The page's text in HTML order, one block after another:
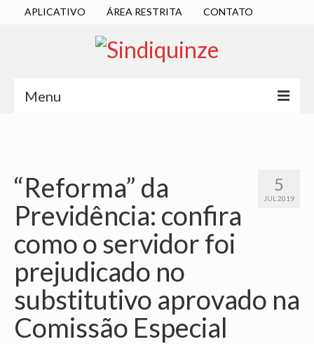
APLICATIVO ÁREA RESTRITA CONTATO
Menu
DIRETORIA EXECUTIVA
ESTATUTO
ATAS
LOCALIZAÇÃO
QUEM SOMOS
NOSSA HISTÓRIA
5
JUL 2019
“Reforma” da
Previdência: confira
como o servidor foi
prejudicado no
substitutivo aprovado na
Comissão Especial